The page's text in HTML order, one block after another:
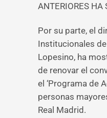
ANTERIORES HA
Por su parte, el
Institucionales
Lopesino, ha
de renovar el
el ‘Programa de
personas
Real Madrid.